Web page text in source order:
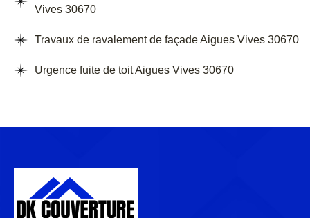
Vives 30670
Travaux de ravalement de façade Aigues Vives 30670
Urgence fuite de toit Aigues Vives 30670